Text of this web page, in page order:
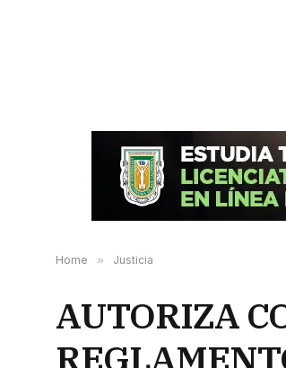
Home » Justicia
AUTORIZA